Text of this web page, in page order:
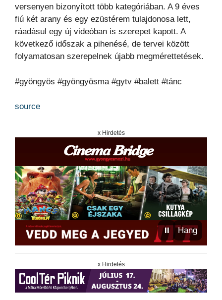
versenyen bizonyított több kategóriában. A 9 éves
fiú két arany és egy ezüstérem tulajdonosa lett,
ráadásul egy új videóban is szerepet kapott. A
következő időszak a pihenésé, de tervei között
folyamatosan szerepelnek újabb megmérettetések.
#gyöngyös #gyöngyösma #gytv #balett #tánc
source
x Hirdetés
⏸ Hang
x Hirdetés